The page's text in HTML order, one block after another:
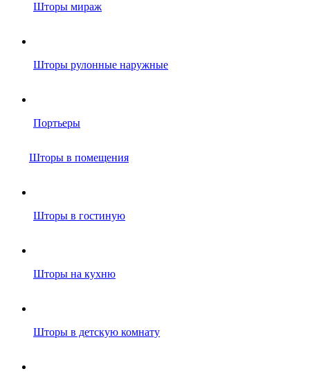
Шторы мираж
Шторы рулонные наружные
Портьеры
Шторы в помещения
Шторы в гостиную
Шторы на кухню
Шторы в детскую комнату